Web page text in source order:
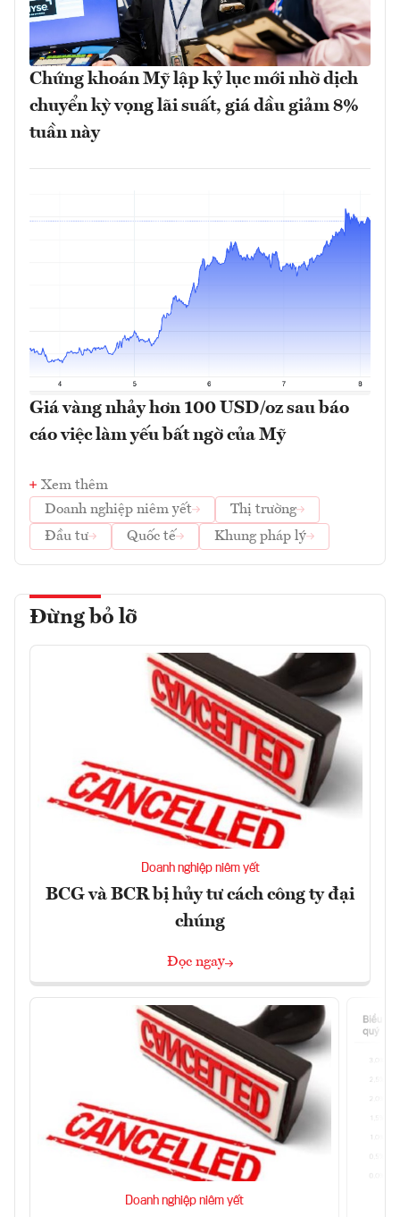
Chứng khoán Mỹ lập kỷ lục mới nhờ dịch
chuyển kỳ vọng lãi suất, giá dầu giảm 8%
tuần này
Giá vàng nhảy hơn 100 USD/oz sau báo
cáo việc làm yếu bất ngờ của Mỹ
Xem thêm
Doanh nghiệp niêm yết
Thị trường
Đầu tư
Quốc tế Khung pháp lý
Đừng bỏ lỡ
Doanh nghiệp niêm yết
BCG và BCR bị hủy tư cách công ty đại
chúng
Đọc ngay
Doanh nghiệp niêm yết